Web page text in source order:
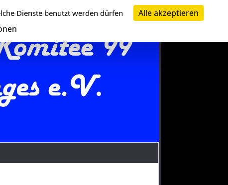
Dienste benutzt werden dürfen
Alle akzeptieren